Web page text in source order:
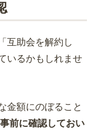
互助会を解約し
いるかもしれませ
金額にのぼること
前に確認しておい